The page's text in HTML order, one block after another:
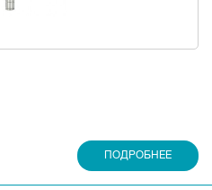
ПОДРОБНЕЕ